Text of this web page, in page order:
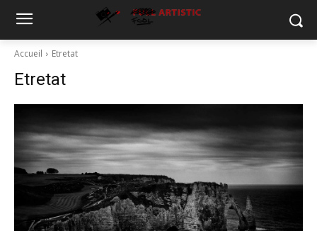
Accueil Etretat
Etretat